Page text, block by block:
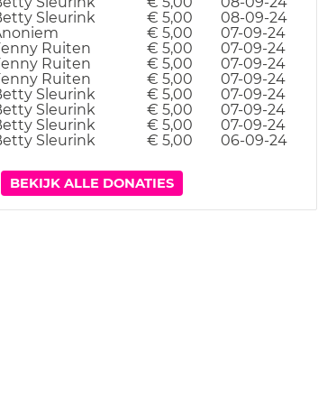
Sleurink
€ 5,00
08-09-24
€ 5,00
07-09-24
Ruiten
€ 5,00
07-09-24
Ruiten
€ 5,00
07-09-24
Ruiten
€ 5,00
07-09-24
Sleurink
€ 5,00
07-09-24
Sleurink
€ 5,00
07-09-24
Sleurink
€ 5,00
07-09-24
Sleurink
€ 5,00 06-09-24
BEKIJK ALLE DONATIES